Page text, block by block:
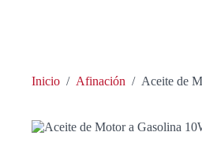
Inicio / Afinación / Aceite de